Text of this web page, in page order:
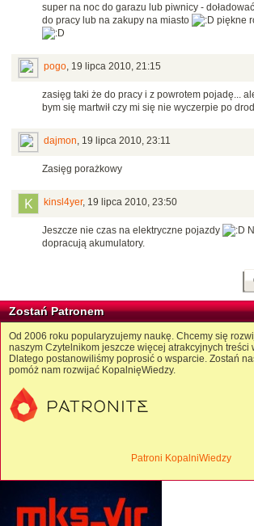
super na noc do garazu lub piwnicy -
do pracy lub na zakupy na miasto
piękne
pogo, 19 lipca 2010, 21:15
zasięg taki że do pracy i z powrotem pojadę...
bym się martwił czy mi się nie wyczerpie po
dajmon, 19 lipca 2010, 23:11
Zasięg porażkowy
kinsl4yer, 19 lipca 2010, 23:50
Jeszcze nie czas na elektryczne pojazdy
dopracują akumulatory.
Zostań Patronem
Od 2006 roku popularyzujemy naukę. Chcemy się
naszym Czytelnikom jeszcze więcej atrakcyjnych treści
Dlatego postanowiliśmy poprosić o wsparcie. Zostań
pomóż nam rozwijać KopalnięWiedzy.
Patroni KopalniWiedzy